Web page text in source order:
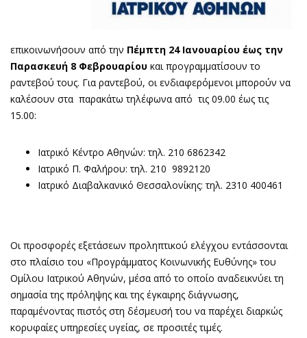
επικοινωνήσουν από την Πέμπτη 24 Ιανουαρίου έως την
Παρασκευή 8 Φεβρουαρίου και προγραμματίσουν το
ραντεβού τους. Για ραντεβού, οι ενδιαφερόμενοι μπορούν να
καλέσουν στα παρακάτω τηλέφωνα από τις 09.00 έως τις
15.00:
Ιατρικό Κέντρο Αθηνών: τηλ. 210 6862342
Ιατρικό Π. Φαλήρου: τηλ. 210 9892120
Ιατρικό Διαβαλκανικό Θεσσαλονίκης: τηλ. 2310 400461
Οι προσφορές εξετάσεων προληπτικού ελέγχου εντάσσονται
στο πλαίσιο του «Προγράμματος Κοινωνικής Ευθύνης» του
Ομίλου Ιατρικού Αθηνών, μέσα από το οποίο αναδεικνύει τη
σημασία της πρόληψης και της έγκαιρης διάγνωσης,
παραμένοντας πιστός στη δέσμευσή του να παρέχει διαρκώς
κορυφαίες υπηρεσίες υγείας, σε προσιτές τιμές.